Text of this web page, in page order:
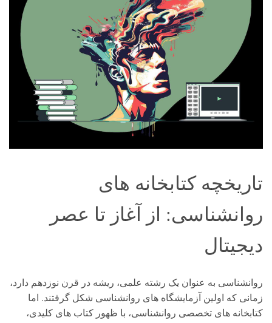
تاریخچه کتابخانه های
روانشناسی: از آغاز تا عصر
دیجیتال
روانشناسی به عنوان یک رشته علمی، ریشه در قرن نوزدهم دارد،
زمانی که اولین آزمایشگاه های روانشناسی شکل گرفتند. اما
کتابخانه های تخصصی روانشناسی، با ظهور کتاب های کلیدی،